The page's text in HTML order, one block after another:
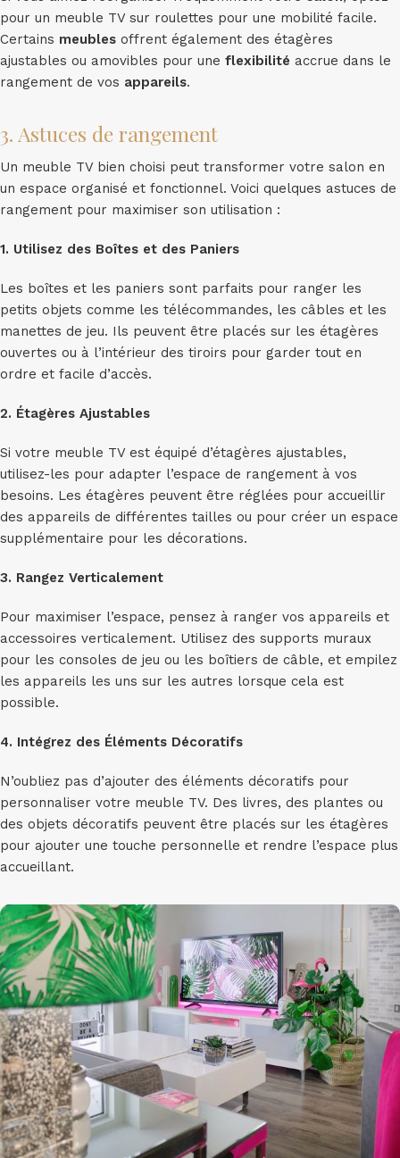
pour un meuble TV sur roulettes pour une mobilité facile.
Certains meubles offrent également des étagères
ajustables ou amovibles pour une flexibilité accrue dans le
rangement de vos appareils.
3. Astuces de rangement
Un meuble TV bien choisi peut transformer votre salon en
un espace organisé et fonctionnel. Voici quelques astuces de
rangement pour maximiser son utilisation :
1. Utilisez des Boîtes et des Paniers
Les boîtes et les paniers sont parfaits pour ranger les
petits objets comme les télécommandes, les câbles et les
manettes de jeu. Ils peuvent être placés sur les étagères
ouvertes ou à l’intérieur des tiroirs pour garder tout en
ordre et facile d’accès.
2. Étagères Ajustables
Si votre meuble TV est équipé d’étagères ajustables,
utilisez-les pour adapter l’espace de rangement à vos
besoins. Les étagères peuvent être réglées pour accueillir
des appareils de différentes tailles ou pour créer un espace
supplémentaire pour les décorations.
3. Rangez Verticalement
Pour maximiser l’espace, pensez à ranger vos appareils et
accessoires verticalement. Utilisez des supports muraux
pour les consoles de jeu ou les boîtiers de câble, et empilez
les appareils les uns sur les autres lorsque cela est
possible.
4. Intégrez des Éléments Décoratifs
N’oubliez pas d’ajouter des éléments décoratifs pour
personnaliser votre meuble TV. Des livres, des plantes ou
des objets décoratifs peuvent être placés sur les étagères
pour ajouter une touche personnelle et rendre l’espace plus
accueillant.